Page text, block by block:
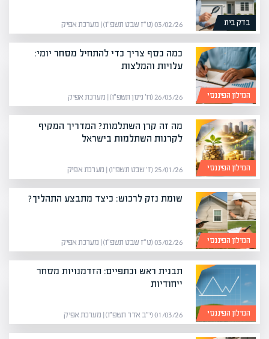
בדק בית 03/02/26 (ט״ז שבט תשפ״ו) | מערכת אפיק
המילון הפיננסי
כמה כסף צריך כדי להתחיל מסחר יומי:
עלויות והמלצות
26/03/26 (ח׳ ניסן תשפ״ו) | מערכת אפיק
המילון הפיננסי
מה זה קרן השתלמות? המדריך המקיף
לקרנות השתלמות בישראל
25/01/26 (ז׳ שבט תשפ״ו) | מערכת אפיק
המילון הפיננסי
שומת נזק לרכוש: כיצד מתבצע התהליך?
03/02/26 (ט״ז שבט תשפ״ו) | מערכת אפיק
המילון הפיננסי
תבנית ראש וכתפיים: הזדמנויות מסחר
ייחודיות
01/03/26 (י״ב אדר תשפ״ו) | מערכת אפיק